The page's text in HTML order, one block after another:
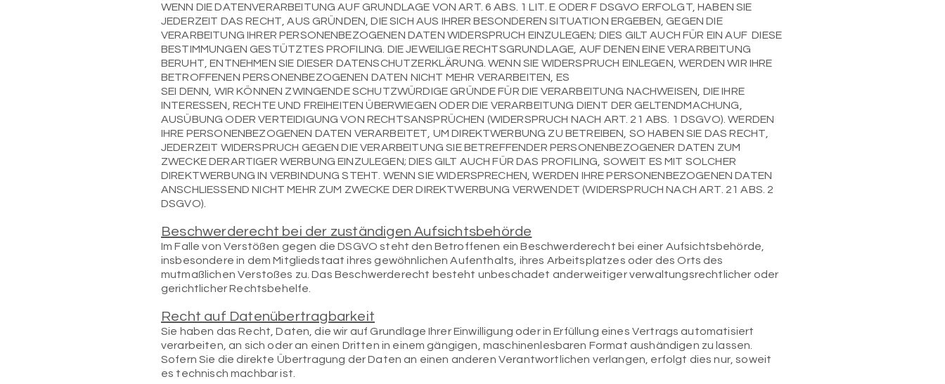
WENN DIE DATENVERARBEITUNG AUF GRUNDLAGE VON ART. 6 ABS. 1 LIT. E ODER F DSGVO ERFOLGT, HABEN SIE
JEDERZEIT DAS RECHT, AUS GRÜNDEN, DIE SICH AUS IHRER BESONDEREN SITUATION ERGEBEN, GEGEN DIE
VERARBEITUNG IHRER PERSONENBEZOGENEN DATEN WIDERSPRUCH EINZULEGEN; DIES GILT AUCH FÜR EIN AUF DIESE
BESTIMMUNGEN GESTÜTZTES PROFILING. DIE JEWEILIGE RECHTSGRUNDLAGE, AUF DENEN EINE VERARBEITUNG
BERUHT, ENTNEHMEN SIE DIESER DATENSCHUTZERKLÄRUNG. WENN SIE WIDERSPRUCH EINLEGEN, WERDEN WIR IHRE
BETROFFENEN PERSONENBEZOGENEN DATEN NICHT MEHR VERARBEITEN, ES
SEI DENN, WIR KÖNNEN ZWINGENDE SCHUTZWÜRDIGE GRÜNDE FÜR DIE VERARBEITUNG NACHWEISEN, DIE IHRE
INTERESSEN, RECHTE UND FREIHEITEN ÜBERWIEGEN ODER DIE VERARBEITUNG DIENT DER GELTENDMACHUNG,
AUSÜBUNG ODER VERTEIDIGUNG VON RECHTSANSPRÜCHEN (WIDERSPRUCH NACH ART. 21 ABS. 1 DSGVO). WERDEN
IHRE PERSONENBEZOGENEN DATEN VERARBEITET, UM DIREKTWERBUNG ZU BETREIBEN, SO HABEN SIE DAS RECHT,
JEDERZEIT WIDERSPRUCH GEGEN DIE VERARBEITUNG SIE BETREFFENDER PERSONENBEZOGENER DATEN ZUM
ZWECKE DERARTIGER WERBUNG EINZULEGEN; DIES GILT AUCH FÜR DAS PROFILING, SOWEIT ES MIT SOLCHER
DIREKTWERBUNG IN VERBINDUNG STEHT. WENN SIE WIDERSPRECHEN, WERDEN IHRE PERSONENBEZOGENEN DATEN
ANSCHLIESSEND NICHT MEHR ZUM ZWECKE DER DIREKTWERBUNG VERWENDET (WIDERSPRUCH NACH ART. 21 ABS. 2
DSGVO).
Beschwerderecht bei der zuständigen Aufsichtsbehörde
Im Falle von Verstößen gegen die DSGVO steht den Betroffenen ein Beschwerderecht bei einer Aufsichtsbehörde,
insbesondere in dem Mitgliedstaat ihres gewöhnlichen Aufenthalts, ihres Arbeitsplatzes oder des Orts des
mutmaßlichen Verstoßes zu. Das Beschwerderecht besteht unbeschadet anderweitiger verwaltungsrechtlicher oder
gerichtlicher Rechtsbehelfe.
Recht auf Datenübertragbarkeit
Sie haben das Recht, Daten, die wir auf Grundlage Ihrer Einwilligung oder in Erfüllung eines Vertrags automatisiert
verarbeiten, an sich oder an einen Dritten in einem gängigen, maschinenlesbaren Format aushändigen zu lassen.
Sofern Sie die direkte Übertragung der Daten an einen anderen Verantwortlichen verlangen, erfolgt dies nur, soweit
es technisch machbar ist.